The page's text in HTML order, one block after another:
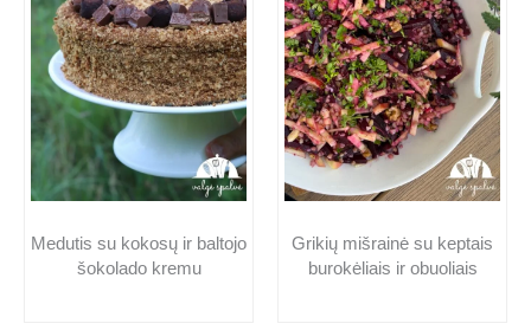
Medutis su kokosų ir baltojo
šokolado kremu
Grikių mišrainė su keptais
burokėliais ir obuoliais